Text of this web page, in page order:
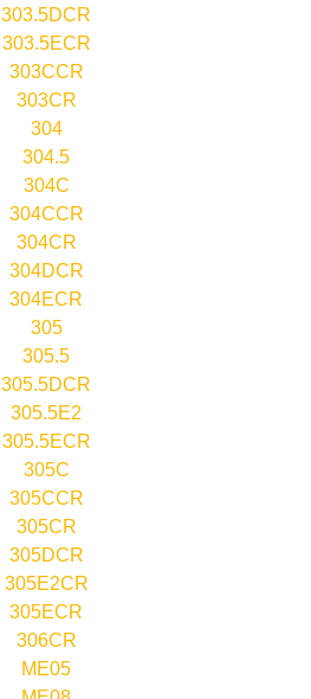
303.5DCR
303.5ECR
303CCR
303CR
304
304.5
304C
304CCR
304CR
304DCR
304ECR
305
305.5
305.5DCR
305.5E2
305.5ECR
305C
305CCR
305CR
305DCR
305E2CR
305ECR
306CR
ME05